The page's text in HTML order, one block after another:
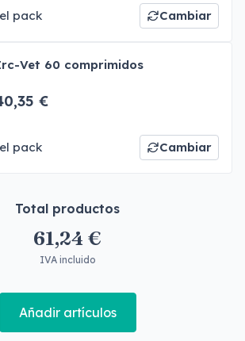
pack Cambiar
Vet 60 comprimidos
€
pack Cambiar
Total productos
61,24 €
IVA incluido
Añadir artículos